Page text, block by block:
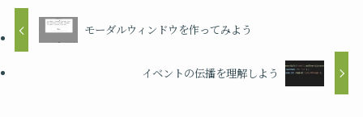
モーダルウィンドウを作ってみよう
イベントの伝播を理解しよう